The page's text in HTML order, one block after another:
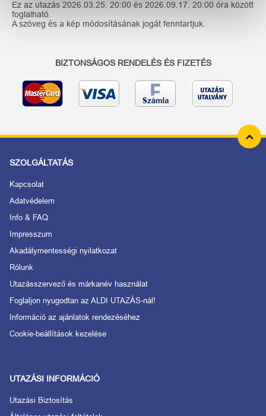
Ez az utazás 2026.03.25. 20:00 és 2026.09.17. 20:00 óra között
foglalható.
A szöveg és a kép módosításának jogát fenntartjuk.
BIZTONSÁGOS RENDELÉS ÉS FIZETÉS
SZOLGÁLTATÁS
Kapcsolat
Adatvédelem
Info & FAQ
Impresszum
Akadálymentességi nyilatkozat
Rólunk
Utazásszervező és márkanév használat
Foglaljon nyugodtan az ALDI UTAZÁS-nál!
Információ az ajánlatok rendezéséhez
Cookie-beállítások kezelése
UTAZÁSI INFORMÁCIÓ
Utazási Biztosítás